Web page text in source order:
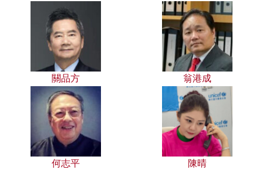
關品方 翁港成
何志平 陳晴